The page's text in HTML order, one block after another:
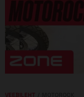
VEEBILEHT